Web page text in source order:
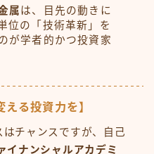
属は、目先の動きに
位の「技術革新」を
が学者的かつ投資家
える投資力を】
チャンスですが、自己
イナンシャルアカデミ